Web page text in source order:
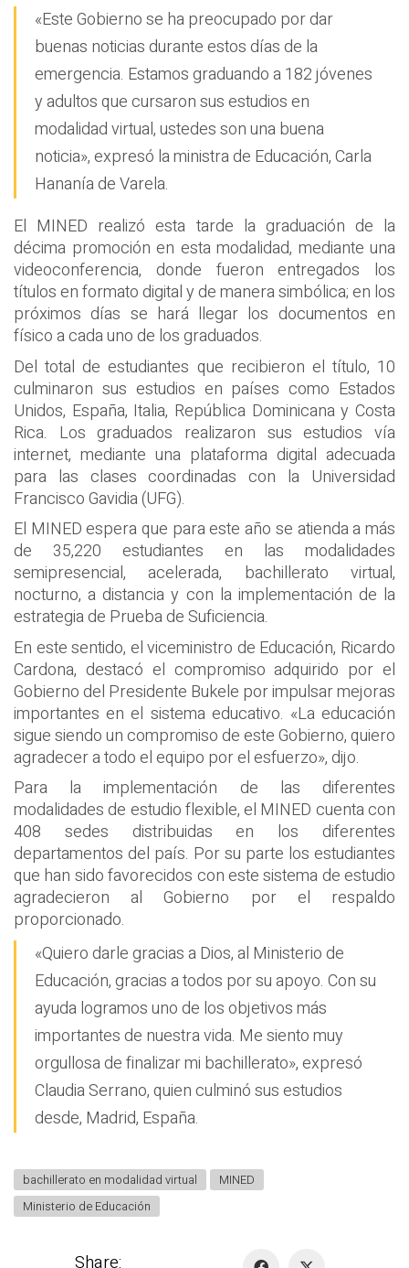
«Este Gobierno se ha preocupado por dar
buenas noticias durante estos días de la
emergencia. Estamos graduando a 182 jóvenes
y adultos que cursaron sus estudios en
modalidad virtual, ustedes son una buena
noticia», expresó la ministra de Educación, Carla
Hananía de Varela.
El MINED realizó esta tarde la graduación de la
décima promoción en esta modalidad, mediante una
videoconferencia, donde fueron entregados los
títulos en formato digital y de manera simbólica; en los
próximos días se hará llegar los documentos en
físico a cada uno de los graduados.
Del total de estudiantes que recibieron el título, 10
culminaron sus estudios en países como Estados
Unidos, España, Italia, República Dominicana y Costa
Rica. Los graduados realizaron sus estudios vía
internet, mediante una plataforma digital adecuada
para las clases coordinadas con la Universidad
Francisco Gavidia (UFG).
El MINED espera que para este año se atienda a más
de 35,220 estudiantes en las modalidades
semipresencial, acelerada, bachillerato virtual,
nocturno, a distancia y con la implementación de la
estrategia de Prueba de Suficiencia.
En este sentido, el viceministro de Educación, Ricardo
Cardona, destacó el compromiso adquirido por el
Gobierno del Presidente Bukele por impulsar mejoras
importantes en el sistema educativo. «La educación
sigue siendo un compromiso de este Gobierno, quiero
agradecer a todo el equipo por el esfuerzo», dijo.
Para la implementación de las diferentes
modalidades de estudio flexible, el MINED cuenta con
408 sedes distribuidas en los diferentes
departamentos del país. Por su parte los estudiantes
que han sido favorecidos con este sistema de estudio
agradecieron al Gobierno por el respaldo
proporcionado.
«Quiero darle gracias a Dios, al Ministerio de
Educación, gracias a todos por su apoyo. Con su
ayuda logramos uno de los objetivos más
importantes de nuestra vida. Me siento muy
orgullosa de finalizar mi bachillerato», expresó
Claudia Serrano, quien culminó sus estudios
desde, Madrid, España.
bachillerato en modalidad virtual
MINED
Ministerio de Educación
Share: